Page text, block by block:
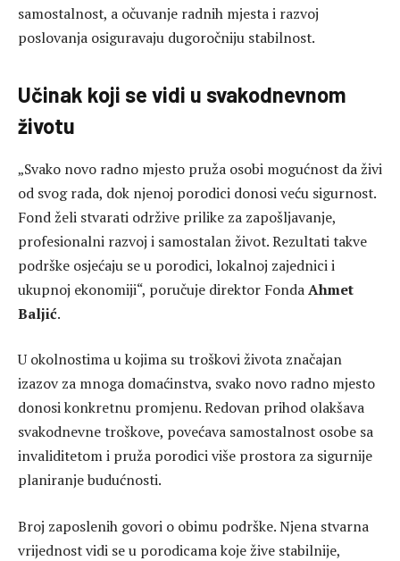
samostalnost, a očuvanje radnih mjesta i razvoj
poslovanja osiguravaju dugoročniju stabilnost.
Učinak koji se vidi u svakodnevnom
životu
„Svako novo radno mjesto pruža osobi mogućnost da živi
od svog rada, dok njenoj porodici donosi veću sigurnost.
Fond želi stvarati održive prilike za zapošljavanje,
profesionalni razvoj i samostalan život. Rezultati takve
podrške osjećaju se u porodici, lokalnoj zajednici i
ukupnoj ekonomiji“, poručuje direktor FondaAhmet
Baljić.
U okolnostima u kojima su troškovi života značajan
izazov za mnoga domaćinstva, svako novo radno mjesto
donosi konkretnu promjenu. Redovan prihod olakšava
svakodnevne troškove, povećava samostalnost osobe sa
invaliditetom i pruža porodici više prostora za sigurnije
planiranje budućnosti.
Broj zaposlenih govori o obimu podrške. Njena stvarna
vrijednost vidi se u porodicama koje žive stabilnije,